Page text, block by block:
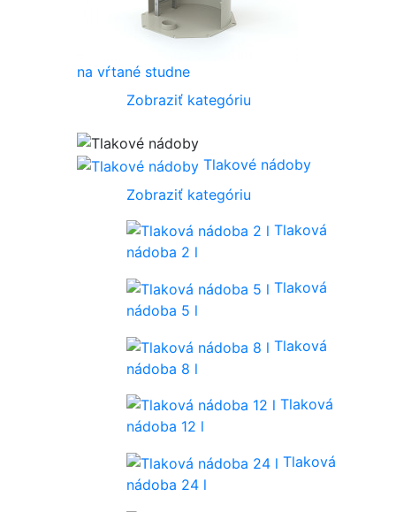
na vŕtané studne
Zobraziť kategóriu
Tlakové nádoby
Zobraziť kategóriu
Tlaková
nádoba 2 l
Tlaková
nádoba 5 l
Tlaková
nádoba 8 l
Tlaková
nádoba 12 l
Tlaková
nádoba 24 l